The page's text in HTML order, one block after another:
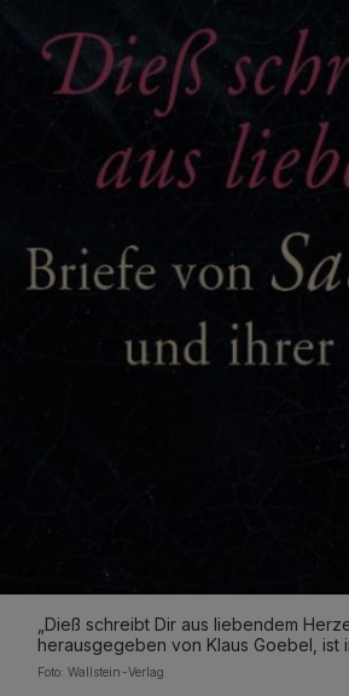
„Dieß schreibt Dir aus liebendem
herausgegeben von Klaus Goebel, ist
Foto: Wallstein-Verlag